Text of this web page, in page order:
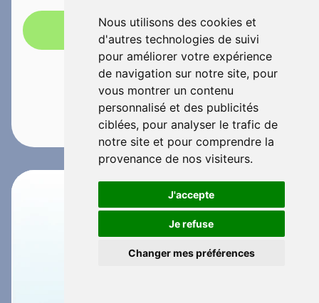
Nous utilisons des cookies et
d'autres technologies de suivi
pour améliorer votre expérience
de navigation sur notre site, pour
vous montrer un contenu
personnalisé et des publicités
ciblées, pour analyser le trafic de
notre site et pour comprendre la
provenance de nos visiteurs.
J'accepte
Je refuse
Changer mes préférences
Appelez-nous!